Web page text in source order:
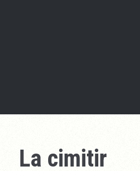
La cimitir